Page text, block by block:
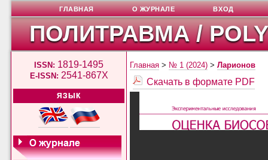
ПОЛИТРАВМА /
ISSN: 1819-1495
E-ISSN: 2541-867X
ЯЗЫК
ГЛАВНАЯ О ЖУРНАЛЕ ВХОД
Главная > № 1 (2024) >Ларионов
Скачать в формате PDF